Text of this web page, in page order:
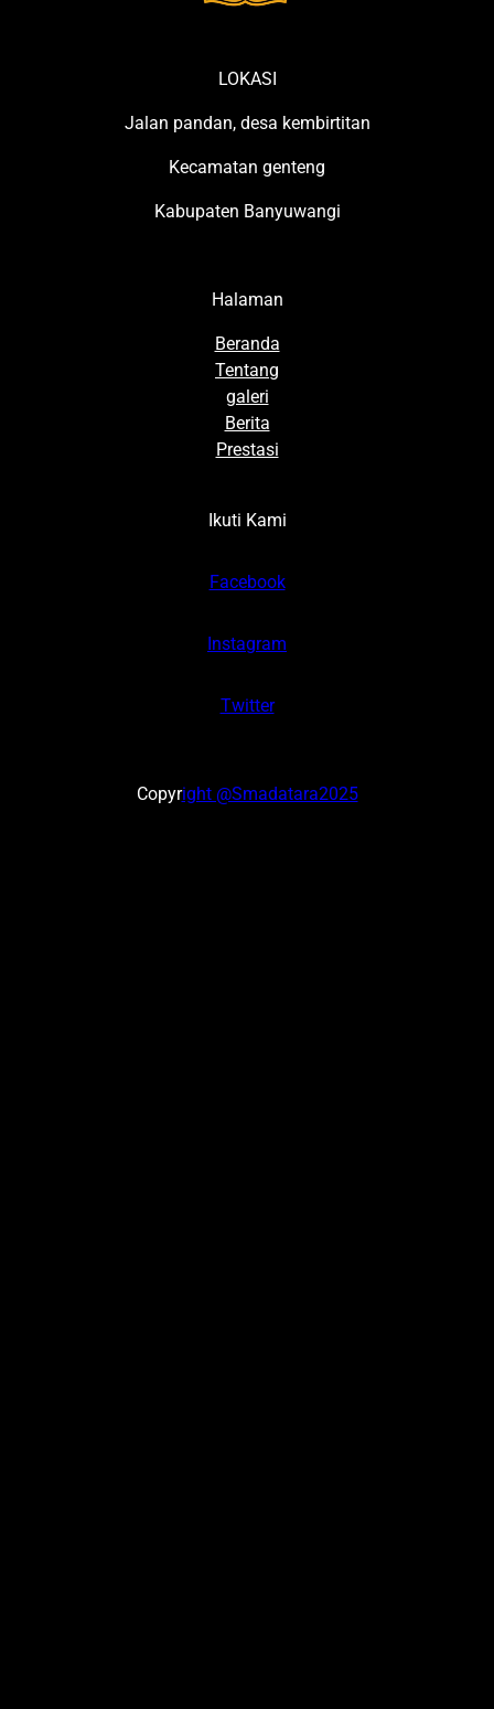
LOKASI
Jalan pandan, desa kembirtitan
Kecamatan genteng
Kabupaten Banyuwangi
Halaman
Beranda
Tentang
galeri
Berita
Prestasi
Ikuti Kami
Facebook
Instagram
Twitter
Copyright @Smadatara2025